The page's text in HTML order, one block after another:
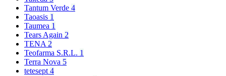
Tantum Verde 4
Taoasis 1
Taumea 1
Tears Again 2
TENA 2
Teofarma S.R.L. 1
Terra Nova 5
tetesept 4